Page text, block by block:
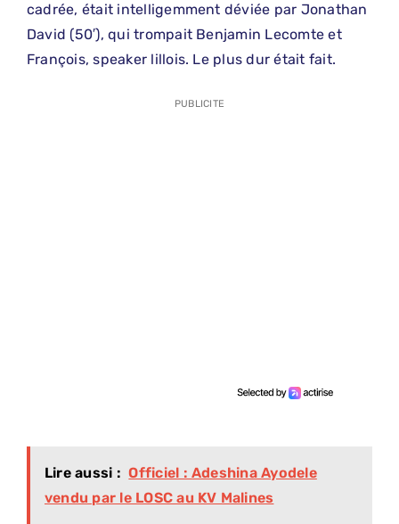
cadrée, était intelligemment déviée par Jonathan
David (50′), qui trompait Benjamin Lecomte et
François, speaker lillois. Le plus dur était fait.
PUBLICITE
Lire aussi : Officiel : Adeshina Ayodele
vendu par le LOSC au KV Malines